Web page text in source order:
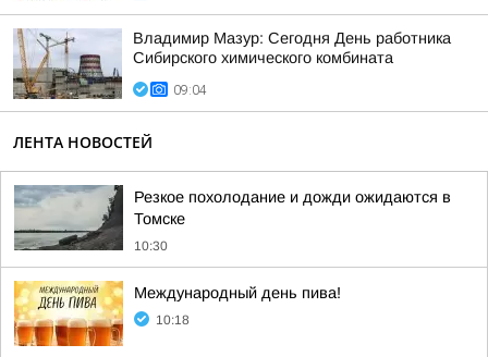
Владимир Мазур: Сегодня День работника
Сибирского химического комбината
09:04
ЛЕНТА НОВОСТЕЙ
Резкое похолодание и дожди ожидаются в
Томске
10:30
Международный день пива!
10:18